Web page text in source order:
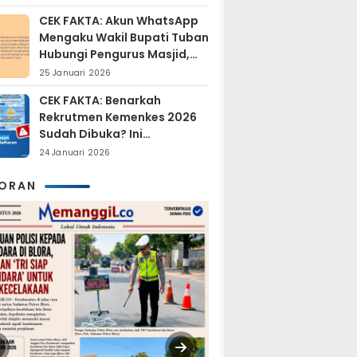
Tersangka?
CEK FAKTA: Akun WhatsApp
Mengaku Wakil Bupati Tuban
Hubungi Pengurus Masjid,
Dipastikan Hoaks
25 Januari 2026
CEK FAKTA: Benarkah
Rekrutmen Kemenkes 2026
Sudah Dibuka? Ini
Penjelasan Resmi BKN
24 Januari 2026